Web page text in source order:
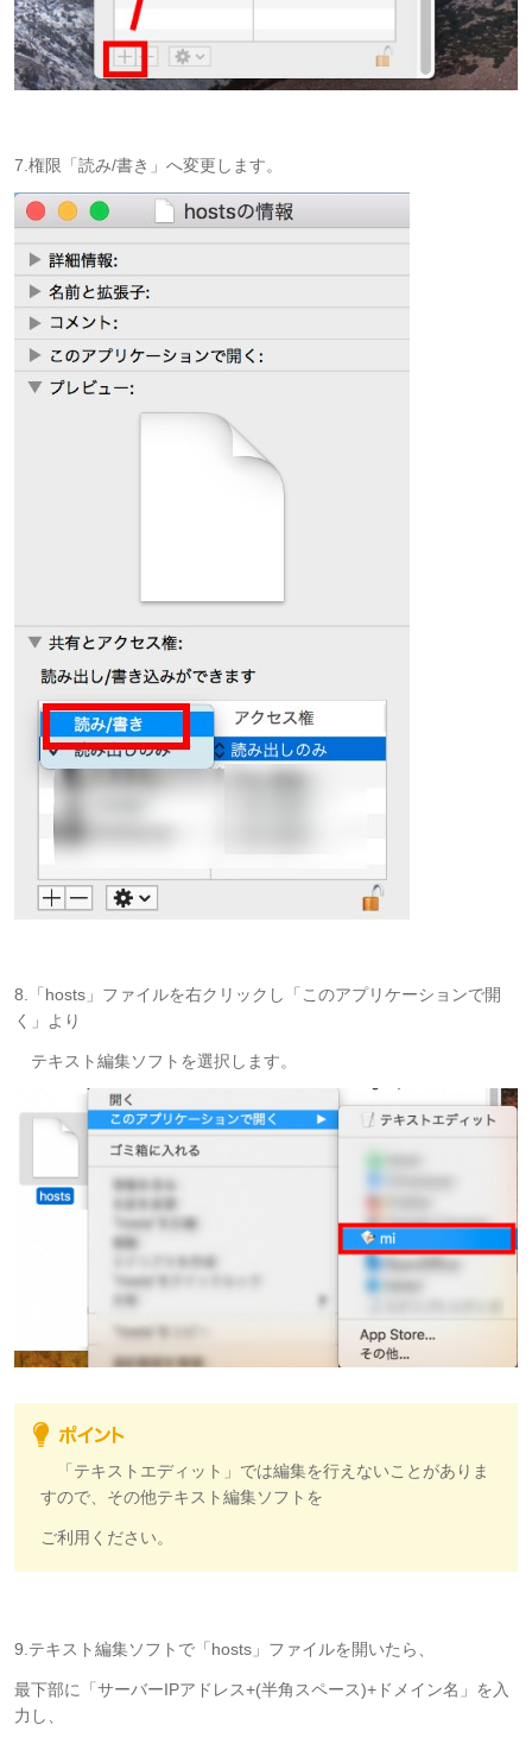
7.権限「読み/書き」へ変更します。
8.「hosts」ファイルを右クリックし「このアプリケーションで開
く」より
テキスト編集ソフトを選択します。
「テキストエディット」では編集を行えないことがありま
すので、その他テキスト編集ソフトを
ご利用ください。
9.テキスト編集ソフトで「hosts」ファイルを開いたら、
最下部に「サーバーIPアドレス+(半角スペース)+ドメイン名」を入
力し、